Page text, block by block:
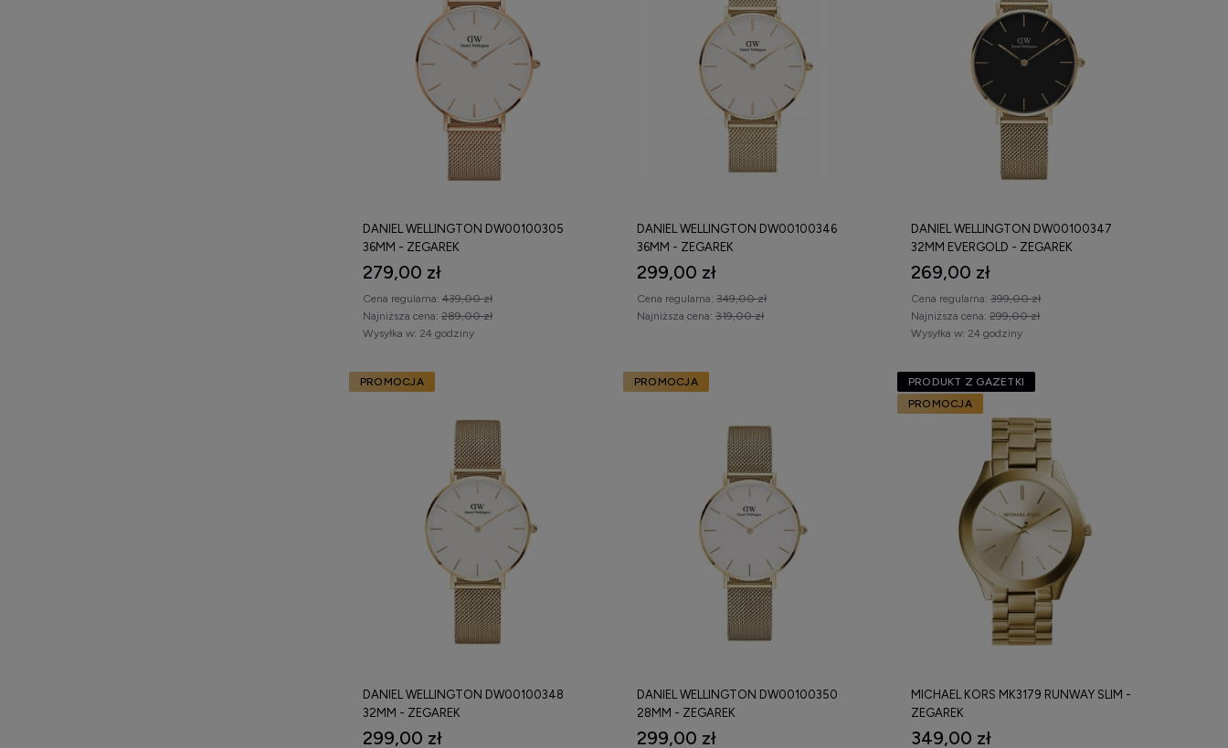
DANIEL WELLINGTON DW00100305
36MM - ZEGAREK
279,00 zł
Cena regularna: 439,00 zł
Najniższa cena: 289,00 zł
Wysyłka w: 24 godziny
DANIEL WELLINGTON DW00100346
36MM - ZEGAREK
299,00 zł
Cena regularna: 349,00 zł
Najniższa cena: 319,00 zł
DANIEL WELLINGTON DW00100347
32MM EVERGOLD - ZEGAREK
269,00 zł
Cena regularna: 399,00 zł
Najniższa cena: 299,00 zł
Wysyłka w: 24 godziny
DANIEL WELLINGTON DW00100348
32MM - ZEGAREK
299,00 zł
PROMOCJA
DANIEL WELLINGTON DW00100350
28MM - ZEGAREK
299,00 zł
PROMOCJA
MICHAEL KORS MK3179 RUNWAY SLIM -
ZEGAREK
349,00 zł
PRODUKT Z GAZETKI
PROMOCJA